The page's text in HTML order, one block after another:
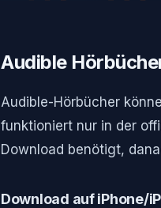
Audible
Audible-Hörbücher
funktioniert nur in der
Download benötigt,
Download auf iPhone/